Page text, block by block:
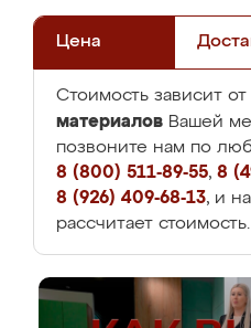
Цена
Стоимость зависит от
материалов Вашей
позвоните нам по
8 (800) 511-89-55, 8
8 (926) 409-68-13, и
рассчитает стоимость.